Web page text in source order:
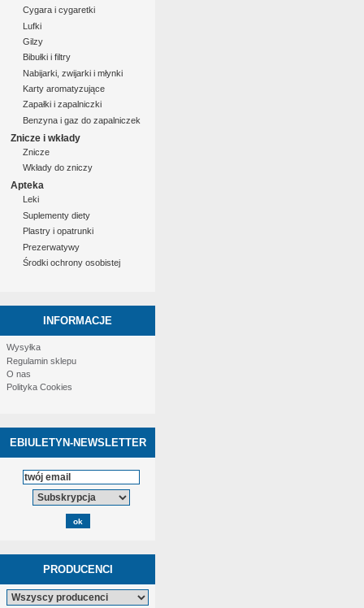
Cygara i cygaretki
Lufki
Gilzy
Bibułki i filtry
Nabijarki, zwijarki i młynki
Karty aromatyzujące
Zapałki i zapalniczki
Benzyna i gaz do zapalniczek
Znicze i wkłady
Znicze
Wkłady do zniczy
Apteka
Leki
Suplementy diety
Plastry i opatrunki
Prezerwatywy
Środki ochrony osobistej
INFORMACJE
Wysyłka
Regulamin sklepu
O nas
Polityka Cookies
EBIULETYN-NEWSLETTER
PRODUCENCI